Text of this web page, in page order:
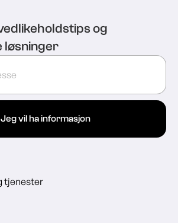
og
Jeg vil ha informasjon
tjenester